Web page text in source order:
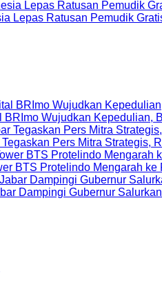
Lepas Ratusan Pemudik
BRImo Wujudkan Kepedulian,
Pers Mitra Strategis,
BTS Protelindo Mengarah
Dampingi Gubernur